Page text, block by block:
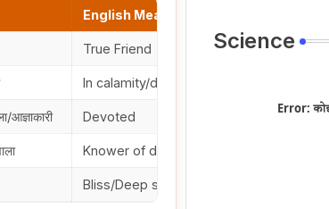
English Meaning
True Friend
In calamity/difficulty
आज्ञाकारी Devoted
Knower of duty/Obedient
Bliss/Deep satisfaction
Science
Error: